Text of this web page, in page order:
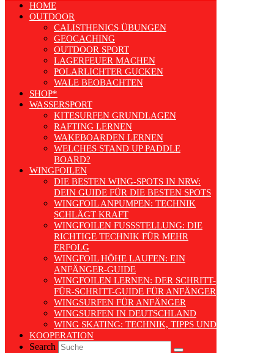
HOME
OUTDOOR
CALISTHENICS ÜBUNGEN
GEOCACHING
OUTDOOR SPORT
LAGERFEUER MACHEN
POLARLICHTER GUCKEN
WALE BEOBACHTEN
SHOP*
WASSERSPORT
KITESURFEN GRUNDLAGEN
RAFTING LERNEN
WAKEBOARDEN LERNEN
WELCHES STAND UP PADDLE
BOARD?
WINGFOILEN
DIE BESTEN WING-SPOTS IN NRW:
DEIN GUIDE FÜR DIE BESTEN SPOTS
WINGFOIL ANPUMPEN: TECHNIK
SCHLÄGT KRAFT
WINGFOILEN FUSSSTELLUNG: DIE R
ICHTIGE TECHNIK FÜR MEHR E
RFOLG
WINGFOIL HÖHE LAUFEN: EIN
ANFÄNGER-GUIDE
WINGFOILEN LERNEN: DER SCHRITT-
FÜR-SCHRITT-GUIDE FÜR ANFÄNGER
WINGSURFEN FÜR ANFÄNGER
WINGSURFEN IN DEUTSCHLAND
WING SKATING: TECHNIK, TIPPS UND TRENDS
KOOPERATION
Search